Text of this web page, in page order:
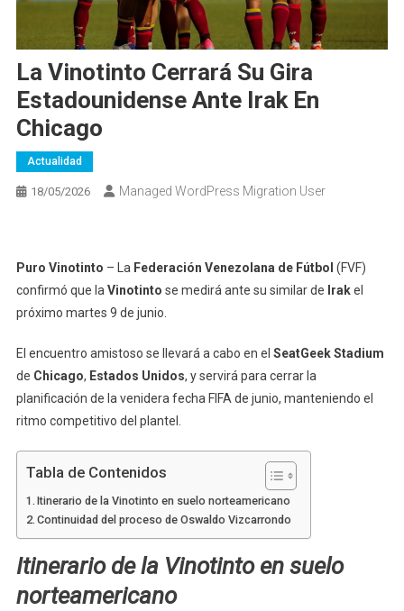
La Vinotinto Cerrará Su Gira
Estadounidense Ante Irak En
Chicago
Actualidad
18/05/2026 Managed WordPress Migration User
Puro Vinotinto – La Federación Venezolana de Fútbol (FVF)
confirmó que laVinotinto se medirá ante su similar de Irakel
próximo martes 9 de junio.
El encuentro amistoso se llevará a cabo en el SeatGeek Stadium
de Chicago, Estados Unidos, y servirá para cerrar la
planificación de la venidera fecha FIFA de junio, manteniendo el
ritmo competitivo del plantel.
Tabla de Contenidos
Itinerario de la Vinotinto en suelo norteamericano
Continuidad del proceso de Oswaldo Vizcarrondo
Itinerario de la Vinotinto en suelo
norteamericano